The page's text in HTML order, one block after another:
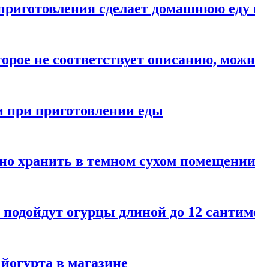
сделает домашнюю еду
не соответствует описанию,
при приготовлении еды
хранить в темном сухом помещении
огурцы длиной до 12
в магазине